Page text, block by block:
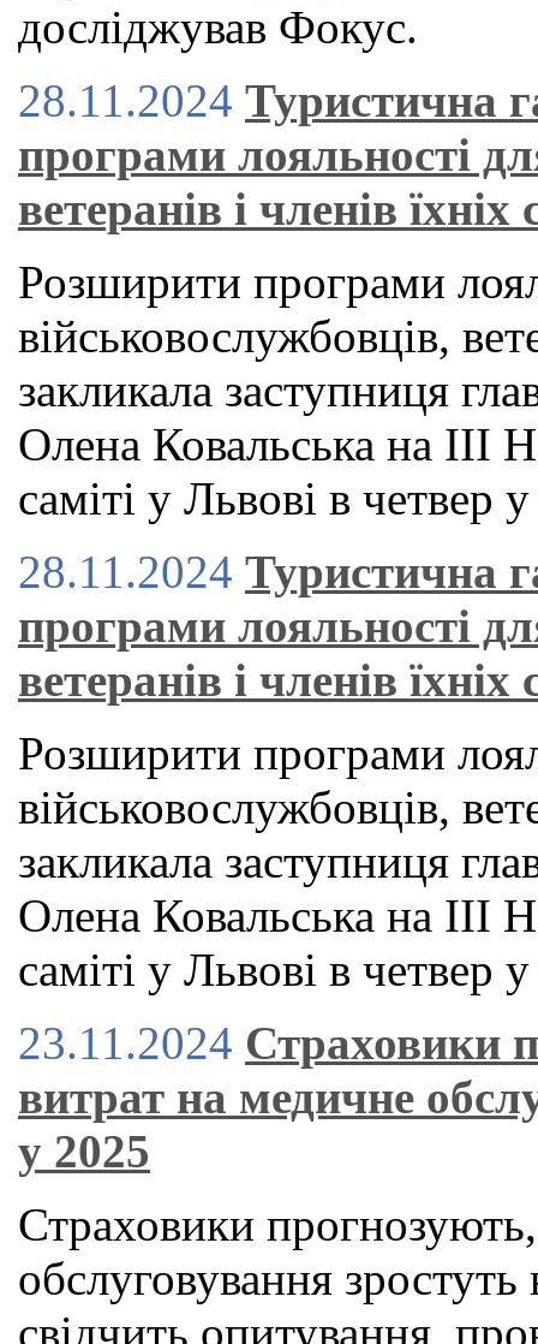
досліджував Фокус.
28.11.2024 Туристична
програми лояльності
ветеранів і членів
Розширити програми
військовослужбовців,
закликала заступниця
Олена Ковальська на ІІІ
саміті у Львові в четвер
28.11.2024 Туристична
програми лояльності
ветеранів і членів
Розширити програми
військовослужбовців,
закликала заступниця
Олена Ковальська на ІІІ
саміті у Львові в четвер
23.11.2024 Страховики
витрат на медичне
у 2025
Страховики
обслуговування
свідчить опитування,